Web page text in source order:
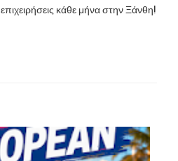
επιχειρήσεις κάθε μήνα στην Ξάνθη!